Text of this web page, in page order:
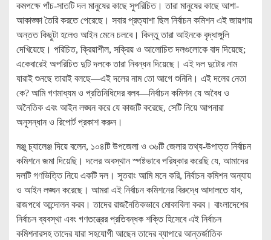
কমপক্ষে পাঁচ-সাতটি দল মানুষের কাছে সুপরিচিত। তারা মানুষের কাছে আশা-
আকাঙ্ক্ষা তৈরি করতে পেরেছে। সবার প্রত্যাশা ছিল নির্বাচন কমিশন এই জায়গায়
অন্তত কিছুটা হলেও আইন মেনে চলবে। কিন্তু তারা আইনকে বৃদ্ধাঙ্গুলি
দেখিয়েছে। পরিচিত, ক্রিয়াশীল, সক্রিয় ও আলোচিত দলগুলোকে বাদ দিয়েছে;
একেবারেই অপরিচিত দুটি দলকে তারা নিবন্ধন দিয়েছে। এই দল দুটোর নাম
যারাই শুনছে তারাই বলছে—এই দলের নাম তো আগে শুনিনি। এই দলের নেতা
কে? আমি গণমাধ্যম ও প্রতিনিধিদের বলব—নির্বাচন কমিশন যে অবৈধ ও
অনৈতিক এবং আইন লঙ্ঘন করে যে কাজটি করেছে, সেটি নিয়ে আপনারা
অনুসন্ধান ও রিপোর্ট প্রকাশ করুন।
মঞ্জু চ্যালেঞ্জ দিয়ে বলেন, ১০৪টি উপজেলা ও ৩৬টি জেলার তথ্য-উপাত্ত নির্বাচন
কমিশনে জমা দিয়েছি। দলের অবস্থান স্পষ্টভাবে পরিষ্কার করেছি যে, আমাদের
দলটি গণভিত্তি নিয়ে একটি দল। সুতরাং আমি মনে করি, নির্বাচন কমিশন অন্যায়
ও আইন লঙ্ঘন করেছে। আমরা এই নির্বাচন কমিশনের বিরুদ্ধে আদালতে যাব,
রাজপথে আন্দোলন করব। তাদের রাজনৈতিকভাবে মোকাবিলা করব। বাংলাদেশের
নির্বাচন ব্যবস্থা এবং গণতন্ত্রের প্রতিবন্ধক শক্তি হিসেবে এই নির্বাচন
কমিশনারসহ তাদের যারা সহযোগী আছেন তাদের ব্যাপারে আন্তর্জাতিক